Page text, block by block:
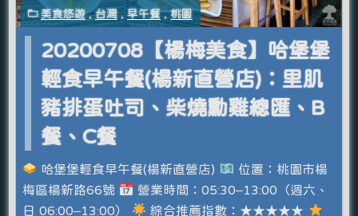
美食悠遊,台灣,早午餐,桃園
20200708【楊梅美食】哈堡堡
輕食早午餐(楊新直營店)：里肌
豬排蛋吐司、柴燒勳雞總匯、B
餐、C餐
哈堡堡輕食早午餐(楊新直營店)
位置：桃園市楊
梅區楊新路66號
營業時間：05:30–13:00（週六、
日 06:00–13:00）
綜合推薦指數：★★★★★